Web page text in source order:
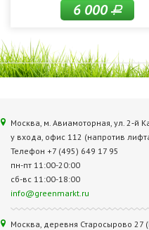
6 000Р
Москва, м. Авиамоторная, ул. 2‑й
у входа, офис 112 (напротив
Телефон +7 (495) 649 17 95
пн-пт 11:00-20:00
сб-вс 11:00-18:00
info@greenmarkt.ru
Москва, деревня Старосырово